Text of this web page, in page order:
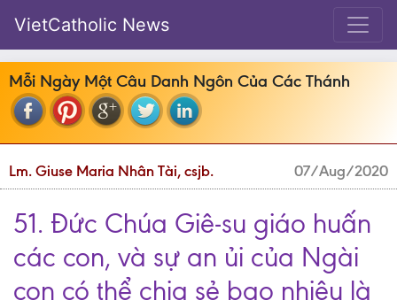
VietCatholic News
Mỗi Ngày Một Câu Danh Ngôn Của Các Thánh
Lm. Giuse Maria Nhân Tài, csjb. 07/Aug/2020
51. Đức Chúa Giê-su giáo huấn
các con, và sự an ủi của Ngài
con có thể chia sẻ bao nhiêu là